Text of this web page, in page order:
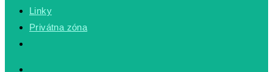
Linky
Privátna zóna